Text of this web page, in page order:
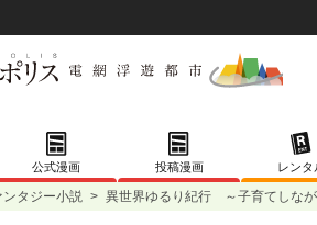
公式漫画 投稿漫画 レンタ
ンタジー小説 > 異世界ゆるり紀行 ～子育てしなが